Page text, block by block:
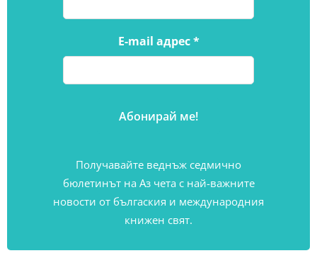
E-mail адрес*
Получавайте веднъж седмично
бюлетинът на Аз чета с най-важните
новости от бългаския и международния
книжен свят.